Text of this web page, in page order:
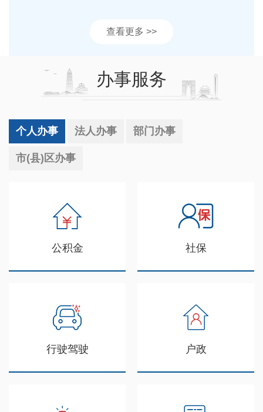
查看更多 >>
办事服务
个人办事 法人办事 部门办事
市(县)区办事
公积金 社保
行驶驾驶 户政